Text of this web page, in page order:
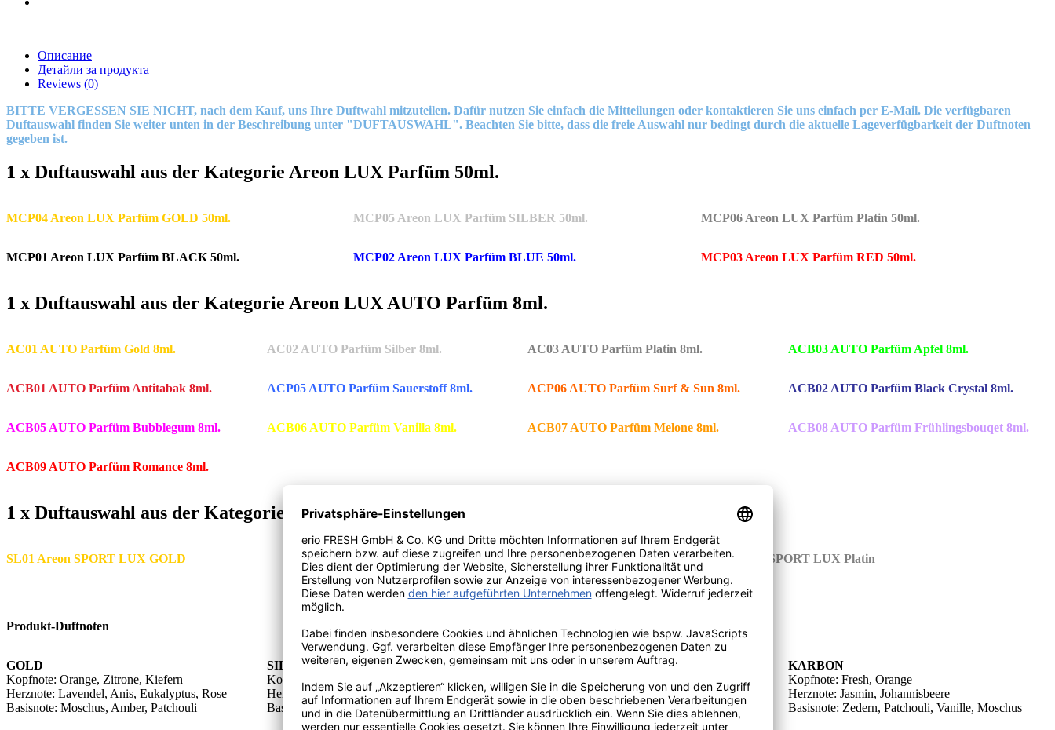
Описание
Детайли за продукта
Reviews (0)
BITTE VERGESSEN SIE NICHT, nach dem Kauf, uns Ihre Duftwahl mitzuteilen. Dafür nutzen Sie einfach die Mitteilungen oder kontaktieren Sie uns einfach per E-Mail. Die verfügbaren
Duftauswahl finden Sie weiter unten in der Beschreibung unter "DUFTAUSWAHL". Beachten Sie bitte, dass die freie Auswahl nur bedingt durch die aktuelle Lageverfügbarkeit der Duftnoten
gegeben ist.
1 x Duftauswahl aus der Kategorie Areon LUX Parfüm 50ml.
MCP04 Areon LUX Parfüm GOLD 50ml. MCP05 Areon LUX Parfüm SILBER 50ml. MCP06 Areon LUX Parfüm Platin 50ml.
MCP01 Areon LUX Parfüm BLACK 50ml. MCP02 Areon LUX Parfüm BLUE 50ml. MCP03 Areon LUX Parfüm RED 50ml.
1 x Duftauswahl aus der Kategorie Areon LUX AUTO Parfüm 8ml.
AC01 AUTO Parfüm Gold 8ml. AC02 AUTO Parfüm Silber 8ml. AC03 AUTO Parfüm Platin 8ml. ACB03 AUTO Parfüm Apfel 8ml.
ACB01 AUTO Parfüm Antitabak 8ml. ACP05 AUTO Parfüm Sauerstoff 8ml. ACP06 AUTO Parfüm Surf & Sun 8ml. ACB02 AUTO Parfüm Black Crystal 8ml.
ACB05 AUTO Parfüm Bubblegum 8ml. ACB06 AUTO Parfüm Vanilla 8ml. ACB07 AUTO Parfüm Melone 8ml. ACB08 AUTO Parfüm Frühlingsbouqet 8ml.
ACB09 AUTO Parfüm Romance 8ml.
1 x Duftauswahl aus der Kategorie Areon SPORT LUX
SL01 Areon SPORT LUX GOLD SL02 Areon SPORT LUX SILBER SL03 Areon SPORT LUX Platin
Produkt-Duftnoten
GOLD
Kopfnote: Orange, Zitrone, Kiefern
Herznote: Lavendel, Anis, Eukalyptus, Rose
Basisnote: Moschus, Amber, Patchouli
SILBER
Kopfnote: Zitruspflanze, Bergamotte, Zitrone
Herznote: Würzkräuter, Kardamom, Lavendel
Basisnote: Sandelholzgewächse, Moschus
PLATIN
Kopfnote: Fresh, Orange, Zitrone, Grüne
Herznote: Veilchen, Jasmin, Artemisia
Basisnote: Patchouli, Sandalbaum, Moschus
KARBON
Kopfnote: Fresh, Orange
Herznote: Jasmin, Johannisbeere
Basisnote: Zedern, Patchouli, Vanille, Moschus